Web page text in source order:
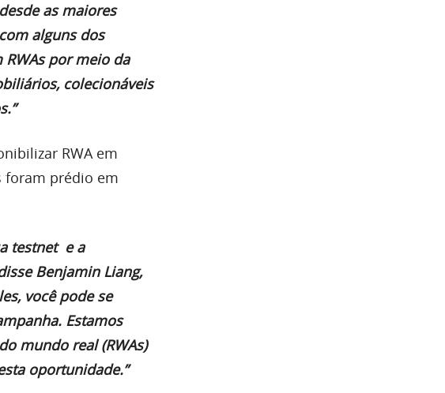
as maiores
alguns dos
por meio da
colecionáveis
RWA em
foram prédio em
testnet e a
Benjamin Liang,
você pode se
Estamos
mundo real (RWAs)
oportunidade.”